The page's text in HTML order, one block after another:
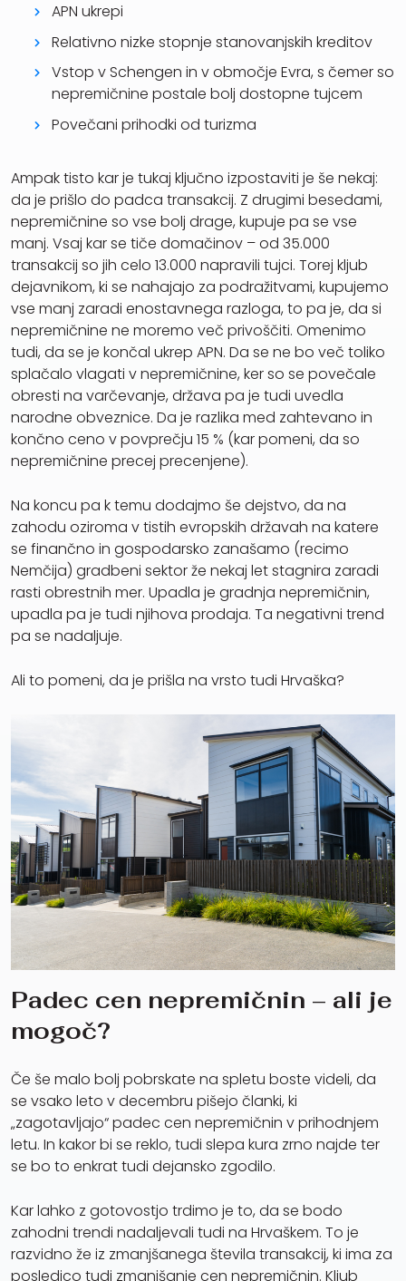
APN ukrepi
Relativno nizke stopnje stanovanjskih kreditov
Vstop v Schengen in v območje Evra, s čemer so
nepremičnine postale bolj dostopne tujcem
Povečani prihodki od turizma
Ampak tisto kar je tukaj ključno izpostaviti je še nekaj:
da je prišlo do padca transakcij. Z drugimi besedami,
nepremičnine so vse bolj drage, kupuje pa se vse
manj. Vsaj kar se tiče domačinov – od 35.000
transakcij so jih celo 13.000 napravili tujci. Torej kljub
dejavnikom, ki se nahajajo za podražitvami, kupujemo
vse manj zaradi enostavnega razloga, to pa je, da si
nepremičnine ne moremo več privoščiti. Omenimo
tudi, da se je končal ukrep APN. Da se ne bo več toliko
splačalo vlagati v nepremičnine, ker so se povečale
obresti na varčevanje, država pa je tudi uvedla
narodne obveznice. Da je razlika med zahtevano in
končno ceno v povprečju 15 % (kar pomeni, da so
nepremičnine precej precenjene).
Na koncu pa k temu dodajmo še dejstvo, da na
zahodu oziroma v tistih evropskih državah na katere
se finančno in gospodarsko zanašamo (recimo
Nemčija) gradbeni sektor že nekaj let stagnira zaradi
rasti obrestnih mer. Upadla je gradnja nepremičnin,
upadla pa je tudi njihova prodaja. Ta negativni trend
pa se nadaljuje.
Ali to pomeni, da je prišla na vrsto tudi Hrvaška?
Padec cen nepremičnin – ali je
mogoč?
Če še malo bolj pobrskate na spletu boste videli, da
se vsako leto v decembru pišejo članki, ki
„zagotavljajo“ padec cen nepremičnin v prihodnjem
letu. In kakor bi se reklo, tudi slepa kura zrno najde ter
se bo to enkrat tudi dejansko zgodilo.
Kar lahko z gotovostjo trdimo je to, da se bodo
zahodni trendi nadaljevali tudi na Hrvaškem. To je
razvidno že iz zmanjšanega števila transakcij, ki ima za
posledico tudi zmanjšanje cen nepremičnin. Kljub